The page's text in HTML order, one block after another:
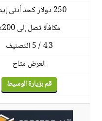
250 دولار كحد أدنى إيداع
مكافأة تصل إلى 200٪
4.3 / 5 التصنيف
العرض متاح
قم بزيارة الوسيط